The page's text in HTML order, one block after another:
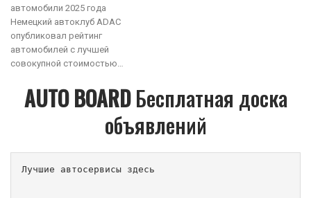
автомобили 2025 года
Немецкий автоклуб ADAC
опубликовал рейтинг
автомобилей с лучшей
совокупной стоимостью…
AUTO BOARDБесплатная доска
объявлений
Лучшие автосервисы здесь